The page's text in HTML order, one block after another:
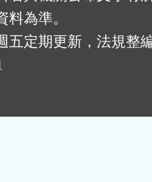
料為準。
五定期更新，法規整